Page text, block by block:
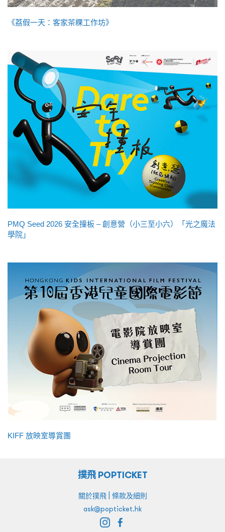
《荔假一天：客家茶粿工作坊》
PMQ Seed 2026 安全撞板 – 創意營（小三至小六）「光之魔法
學院」
KIFF 放映室導賞團
撲飛 POPTICKET
關於撲飛| 條款及細則
ask@popticket.hk